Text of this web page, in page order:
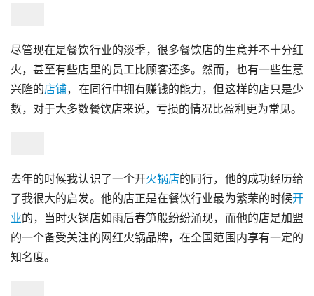
尽管现在是餐饮行业的淡季，很多餐饮店的生意并不十分红
火，甚至有些店里的员工比顾客还多。然而，也有一些生意
兴隆的店铺，在同行中拥有赚钱的能力，但这样的店只是少
数，对于大多数餐饮店来说，亏损的情况比盈利更为常见。
去年的时候我认识了一个开火锅店的同行，他的成功经历给
了我很大的启发。他的店正是在餐饮行业最为繁荣的时候开
业的，当时火锅店如雨后春笋般纷纷涌现，而他的店是加盟
的一个备受关注的网红火锅品牌，在全国范围内享有一定的
知名度。